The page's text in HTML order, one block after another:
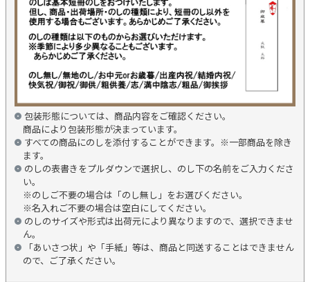
包装形態については、商品内容をご確認ください。
商品により包装形態が決まっています。
すべての商品にのしを添付することができます。※一部商品を除き
ます。
のしの表書きをプルダウンで選択し、のし下の名前をご入力くださ
い。
※のしご不要の場合は「のし無し」をお選びください。
※名入れご不要の場合は空白にしてください。
のしのサイズや形式は出荷元により異なりますので、選択できませ
ん。
「あいさつ状」や「手紙」等は、商品と同送することはできません
ので、ご了承ください。